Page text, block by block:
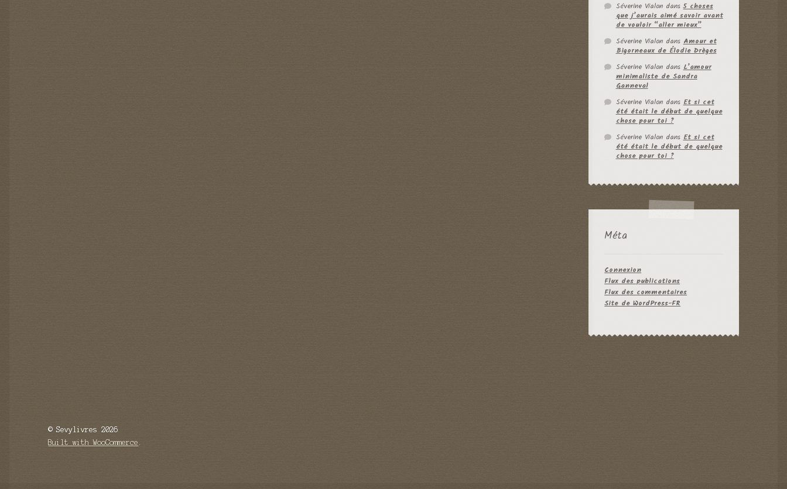
Séverine Vialondans5 choses
que j’aurais aimé savoir avant
de vouloir “aller mieux”
Séverine VialondansAmour et
Bigorneaux de Élodie Drèges
Séverine VialondansL’amour
minimaliste de Sandra
Ganneval
Séverine VialondansEt si cet
été était le début de quelque
chose pour toi ?
Séverine VialondansEt si cet
été était le début de quelque
chose pour toi ?
Méta
Connexion
Flux des publications
Flux des commentaires
Site de WordPress-FR
© Sevylivres 2026
Built with WooCommerce